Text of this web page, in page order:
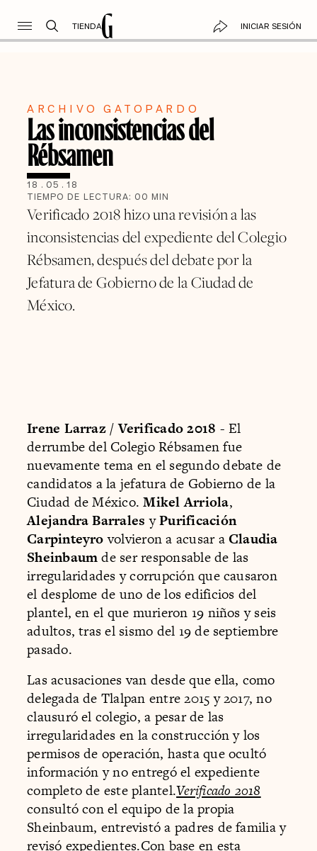
TIENDA INICIAR SESIÓN
ARCHIVO GATOPARDO
Las inconsistencias del
Rébsamen
18 . 05 . 18
TIEMPO DE LECTURA: 00 MIN
Verificado 2018 hizo una revisión a las
inconsistencias del expediente del Colegio
Rébsamen, después del debate por la
Jefatura de Gobierno de la Ciudad de
México.
Irene Larraz / Verificado 2018 - El
derrumbe del Colegio Rébsamen fue
nuevamente tema en el segundo debate de
candidatos a la jefatura de Gobierno de la
Ciudad de México.Mikel Arriola,
Alejandra Barrales yPurificación
Carpinteyrovolvieron a acusar aClaudia
Sheinbaumde ser responsable de las
irregularidades y corrupción que causaron
el desplome de uno de los edificios del
plantel, en el que murieron 19 niños y seis
adultos, tras el sismo del 19 de septiembre
pasado.
Las acusaciones van desde que ella, como
delegada de Tlalpan entre 2015 y 2017, no
clausuró el colegio, a pesar de las
irregularidades en la construcción y los
permisos de operación, hasta que ocultó
información y no entregó el expediente
completo de este plantel.Verificado 2018
consultó con el equipo de la propia
Sheinbaum, entrevistó a padres de familia y
revisó expedientes.Con base en esta